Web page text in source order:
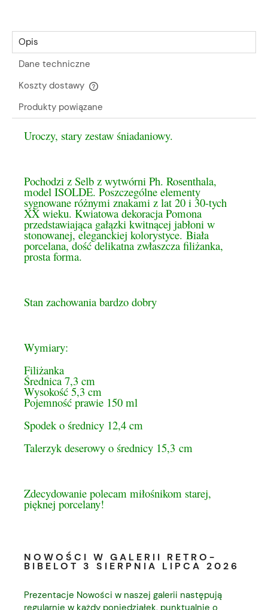
Opis
Dane techniczne
Koszty dostawy
Cena nie zawiera ewentualnych kosztów płatności
Produkty powiązane
Uroczy, stary zestaw śniadaniowy.
Pochodzi z Selb z wytwórni Ph. Rosenthala,
model ISOLDE. Poszczególne elementy
sygnowane różnymi znakami z lat 20 i 30-tych
XX wieku. Kwiatowa dekoracja Pomona
przedstawiająca gałązki kwitnącej jabłoni w
stonowanej, eleganckiej kolorystyce. Biała
porcelana, dość delikatna zwłaszcza filiżanka,
prosta forma.
Stan zachowania bardzo dobry
Wymiary:
Filiżanka
Średnica 7,3 cm
Wysokość 5,3 cm
Pojemność prawie 150 ml
Spodek o średnicy 12,4 cm
Talerzyk deserowy o średnicy 15,3 cm
Zdecydowanie polecam miłośnikom starej,
pięknej porcelany!
NOWOŚCI W GALERII RETRO-
BIBELOT 3 SIERPNIA LIPCA 2026
Prezentacje Nowości w naszej galerii następują
regularnie w każdy poniedziałek, punktualnie o